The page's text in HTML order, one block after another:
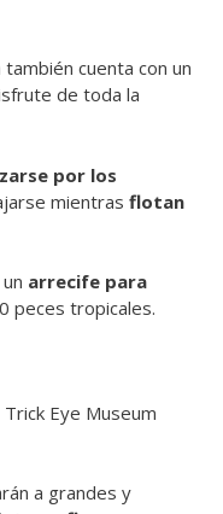
cuenta con un
de toda la
por los
mientras flotan
arrecife para
peces tropicales.
Eye Museum
a grandes y